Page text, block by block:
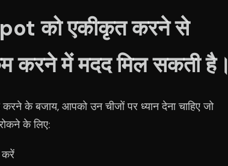
को एकीकृत करने से
करने में मदद मिल सकती है।
के बजाय, आपको उन चीजों पर ध्यान देना चाहिए जो
के लिए:
करें